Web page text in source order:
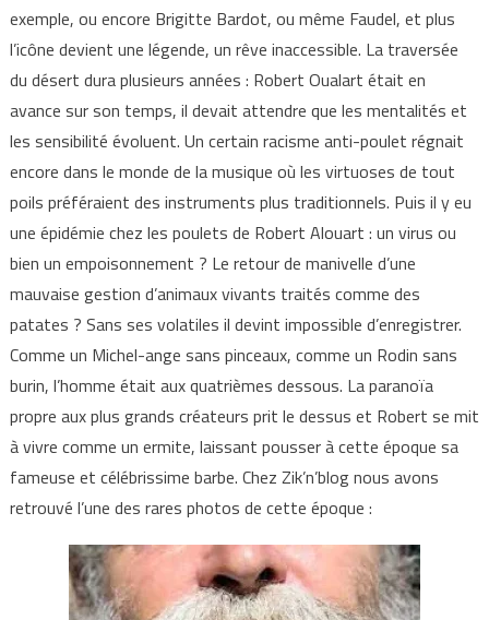
exemple, ou encore Brigitte Bardot, ou même Faudel, et plus
l’icône devient une légende, un rêve inaccessible. La traversée
du désert dura plusieurs années : Robert Oualart était en
avance sur son temps, il devait attendre que les mentalités et
les sensibilité évoluent. Un certain racisme anti-poulet régnait
encore dans le monde de la musique où les virtuoses de tout
poils préféraient des instruments plus traditionnels. Puis il y eu
une épidémie chez les poulets de Robert Alouart : un virus ou
bien un empoisonnement ? Le retour de manivelle d’une
mauvaise gestion d’animaux vivants traités comme des
patates ? Sans ses volatiles il devint impossible d’enregistrer.
Comme un Michel-ange sans pinceaux, comme un Rodin sans
burin, l’homme était aux quatrièmes dessous. La paranoïa
propre aux plus grands créateurs prit le dessus et Robert se mit
à vivre comme un ermite, laissant pousser à cette époque sa
fameuse et célébrissime barbe. Chez Zik’n’blog nous avons
retrouvé l’une des rares photos de cette époque :